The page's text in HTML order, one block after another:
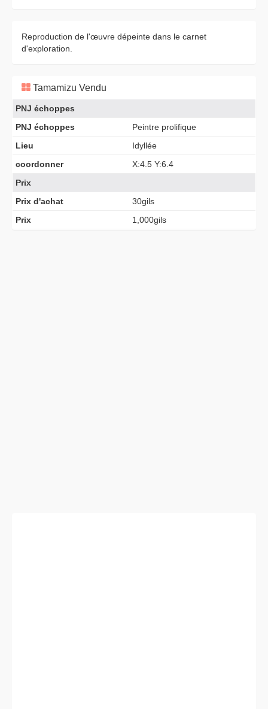
Reproduction de l'œuvre dépeinte dans le carnet
d'exploration.
Tamamizu Vendu
PNJ échoppes
PNJ échoppes
Peintre prolifique
Lieu
Idyllée
coordonner
X:4.5 Y:6.4
Prix
Prix d'achat
30gils
Prix
1,000gils